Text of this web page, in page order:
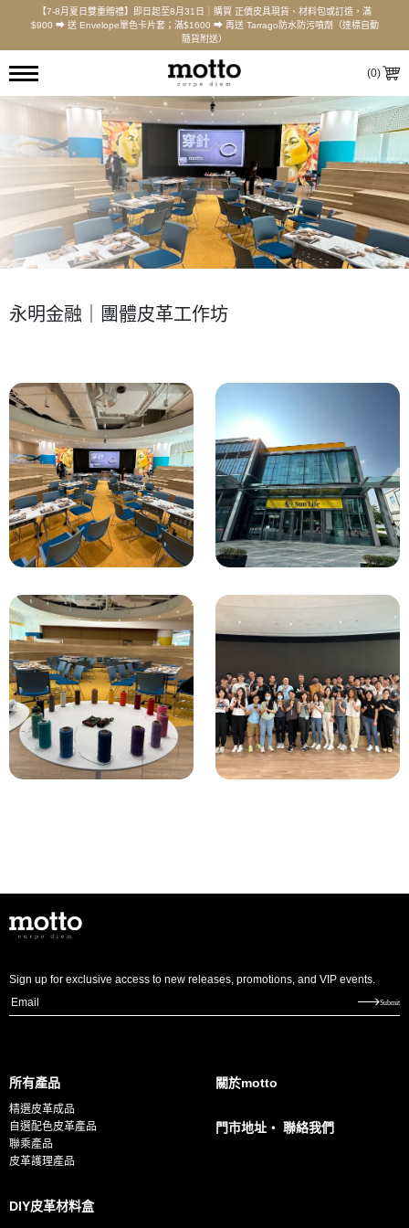
【7-8月夏日雙重贈禮】即日起至8月31日｜購買 正價皮具現貨、材料包或訂造，滿
$900 ⮕ 送 Envelope單色卡片套；滿$1600 ⮕ 再送 Tarrago防水防污噴劑（達標自動
隨貨附送）
(0)
永明金融｜團體皮革工作坊
Sign up for exclusive access to new releases, promotions, and VIP events.
E
l
*
Submit
所有產品
精選皮革成品
自選配色皮革產品
聯乘產品
皮革護理產品
DIY皮革材料盒
關於motto
門市地址・ 聯絡我們